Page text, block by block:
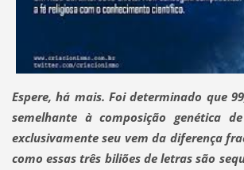
Espere, há mais. Foi determinado que
semelhante à composição genética
exclusivamente seu vem da diferença
como essas três biliões de letras são